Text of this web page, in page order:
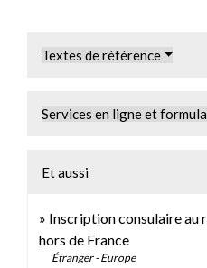
Textes de référence
Services en ligne et
Et aussi
Inscription consulaire au
hors de France
Étranger - Europe